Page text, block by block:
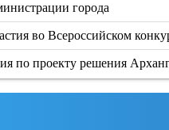
города
во Всероссийском
по проекту решения